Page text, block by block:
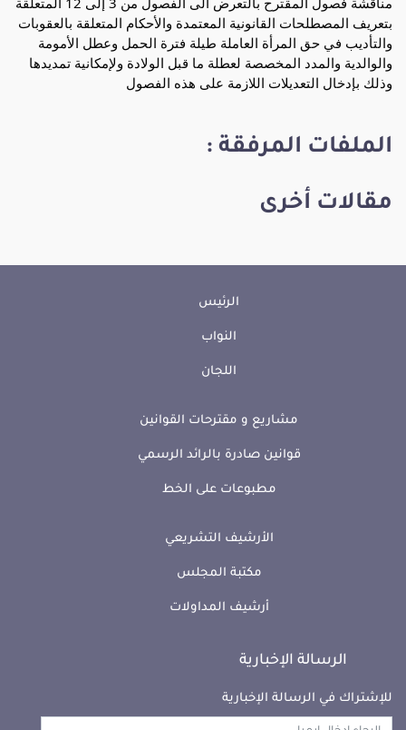
وذلك بإدخال التعديلات اللازمة على هذه الفصول
الملفات المرفقة :
مقالات أخرى
الرئيس
النواب
اللجان
مشاريع و مقترحات القوانين
قوانين صادرة بالرائد الرسمي
مطبوعات على الخط
الأرشيف التشريعي
مكتبة المجلس
أرشيف المداولات
الرسالة الإخبارية
للإشتراك في الرسالة الإخبارية